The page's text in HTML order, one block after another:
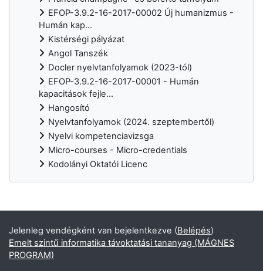
EFOP-3.9.2-16-2017-00002 Új humanizmus -
Humán kap...
Kistérségi pályázat
Angol Tanszék
Docler nyelvtanfolyamok (2023-tól)
EFOP-3.9.2-16-2017-00001 - Humán
kapacitások fejle...
Hangosító
Nyelvtanfolyamok (2024. szeptembertől)
Nyelvi kompetenciavizsga
Micro-courses - Micro-credentials
Kodolányi Oktatói Licenc
Kiegészítő blokkok
Jelenleg vendégként van bejelentkezve (Belépés)
Emelt szintű informatika távoktatási tananyag (MÁGNES
PROGRAM)